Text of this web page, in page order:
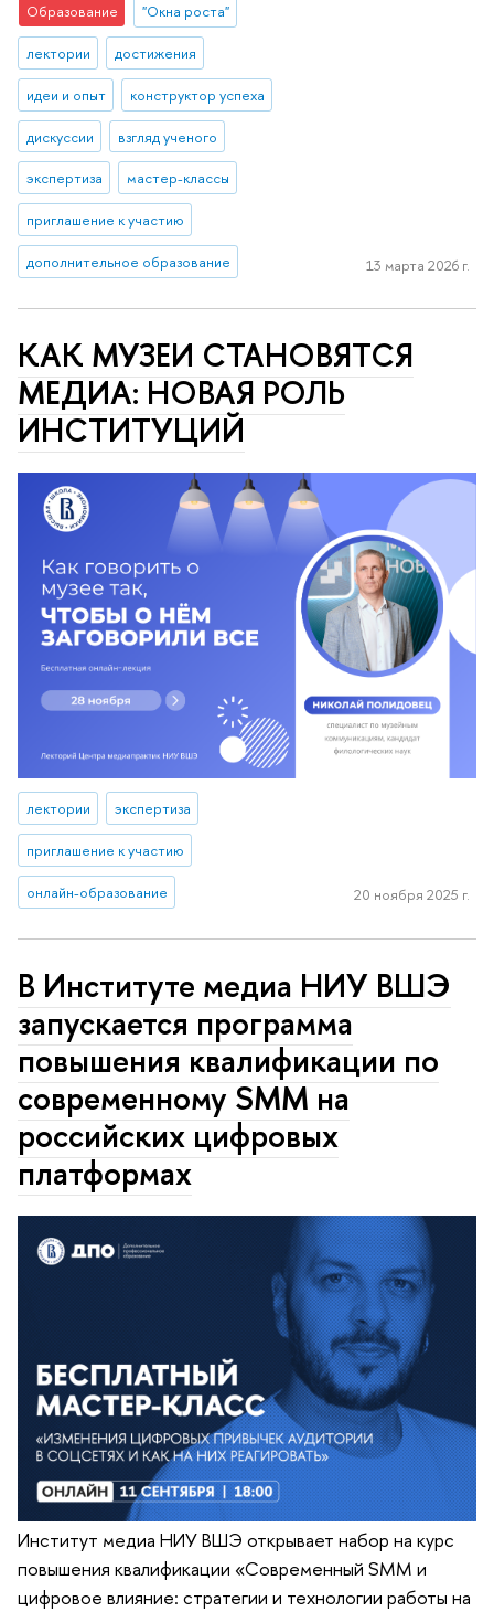
Образование "Окна роста"
лектории достижения
идеи и опыт конструктор успеха
дискуссии взгляд ученого
экспертиза мастер-классы
приглашение к участию
дополнительное образование 13 марта 2026 г.
КАК МУЗЕИ СТАНОВЯТСЯ
МЕДИА: НОВАЯ РОЛЬ
ИНСТИТУЦИЙ
лектории экспертиза
приглашение к участию
онлайн-образование 20 ноября 2025 г.
В Институте медиа НИУ ВШЭ
запускается программа
повышения квалификации по
современному SMM на
российских цифровых
платформах
Институт медиа НИУ ВШЭ открывает набор на курс
повышения квалификации «Современный SMM и
цифровое влияние: стратегии и технологии работы на